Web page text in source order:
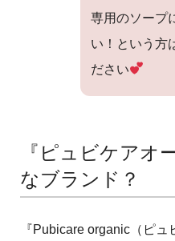
専用のソープ
い！という方
ださい
『ピュビケアオ
なブランド？
『Pubicare organic（ピュ